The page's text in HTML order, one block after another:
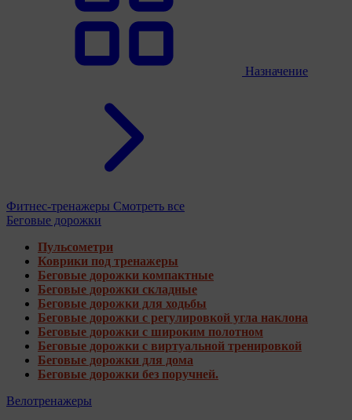
Назначение
Фитнес-тренажеры Смотреть все
Беговые дорожки
Пульсометри
Коврики под тренажеры
Беговые дорожки компактные
Беговые дорожки складные
Беговые дорожки для ходьбы
Беговые дорожки с регулировкой угла наклона
Беговые дорожки с широким полотном
Беговые дорожки с виртуальной тренировкой
Беговые дорожки для дома
Беговые дорожки без поручней.
Велотренажеры